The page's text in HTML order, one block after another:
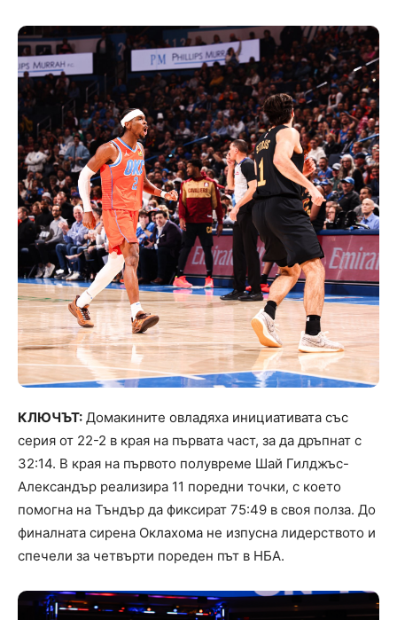
КЛЮЧЪТ: Домакините овладяха инициативата със
серия от 22-2 в края на първата част, за да дръпнат с
32:14. В края на първото полувреме Шай Гилджъс-
Александър реализира 11 поредни точки, с което
помогна на Тъндър да фиксират 75:49 в своя полза. До
финалната сирена Оклахома не изпусна лидерството и
спечели за четвърти пореден път в НБА.